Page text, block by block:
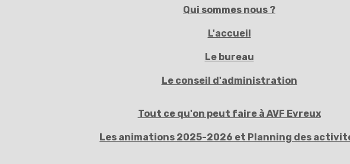
Qui sommes nous ?
L'accueil
Le bureau
Le conseil d'administration
Tout ce qu'on peut faire à AVF Evreux
Les animations 2025-2026 et Planning des